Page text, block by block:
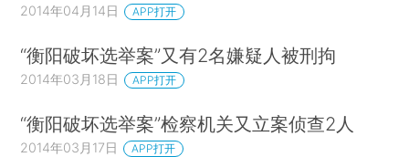
2014年04月14日 APP打开
“衡阳破坏选举案”又有2名嫌疑人被刑拘
2014年03月18日 APP打开
“衡阳破坏选举案”检察机关又立案侦查2人
2014年03月17日 APP打开